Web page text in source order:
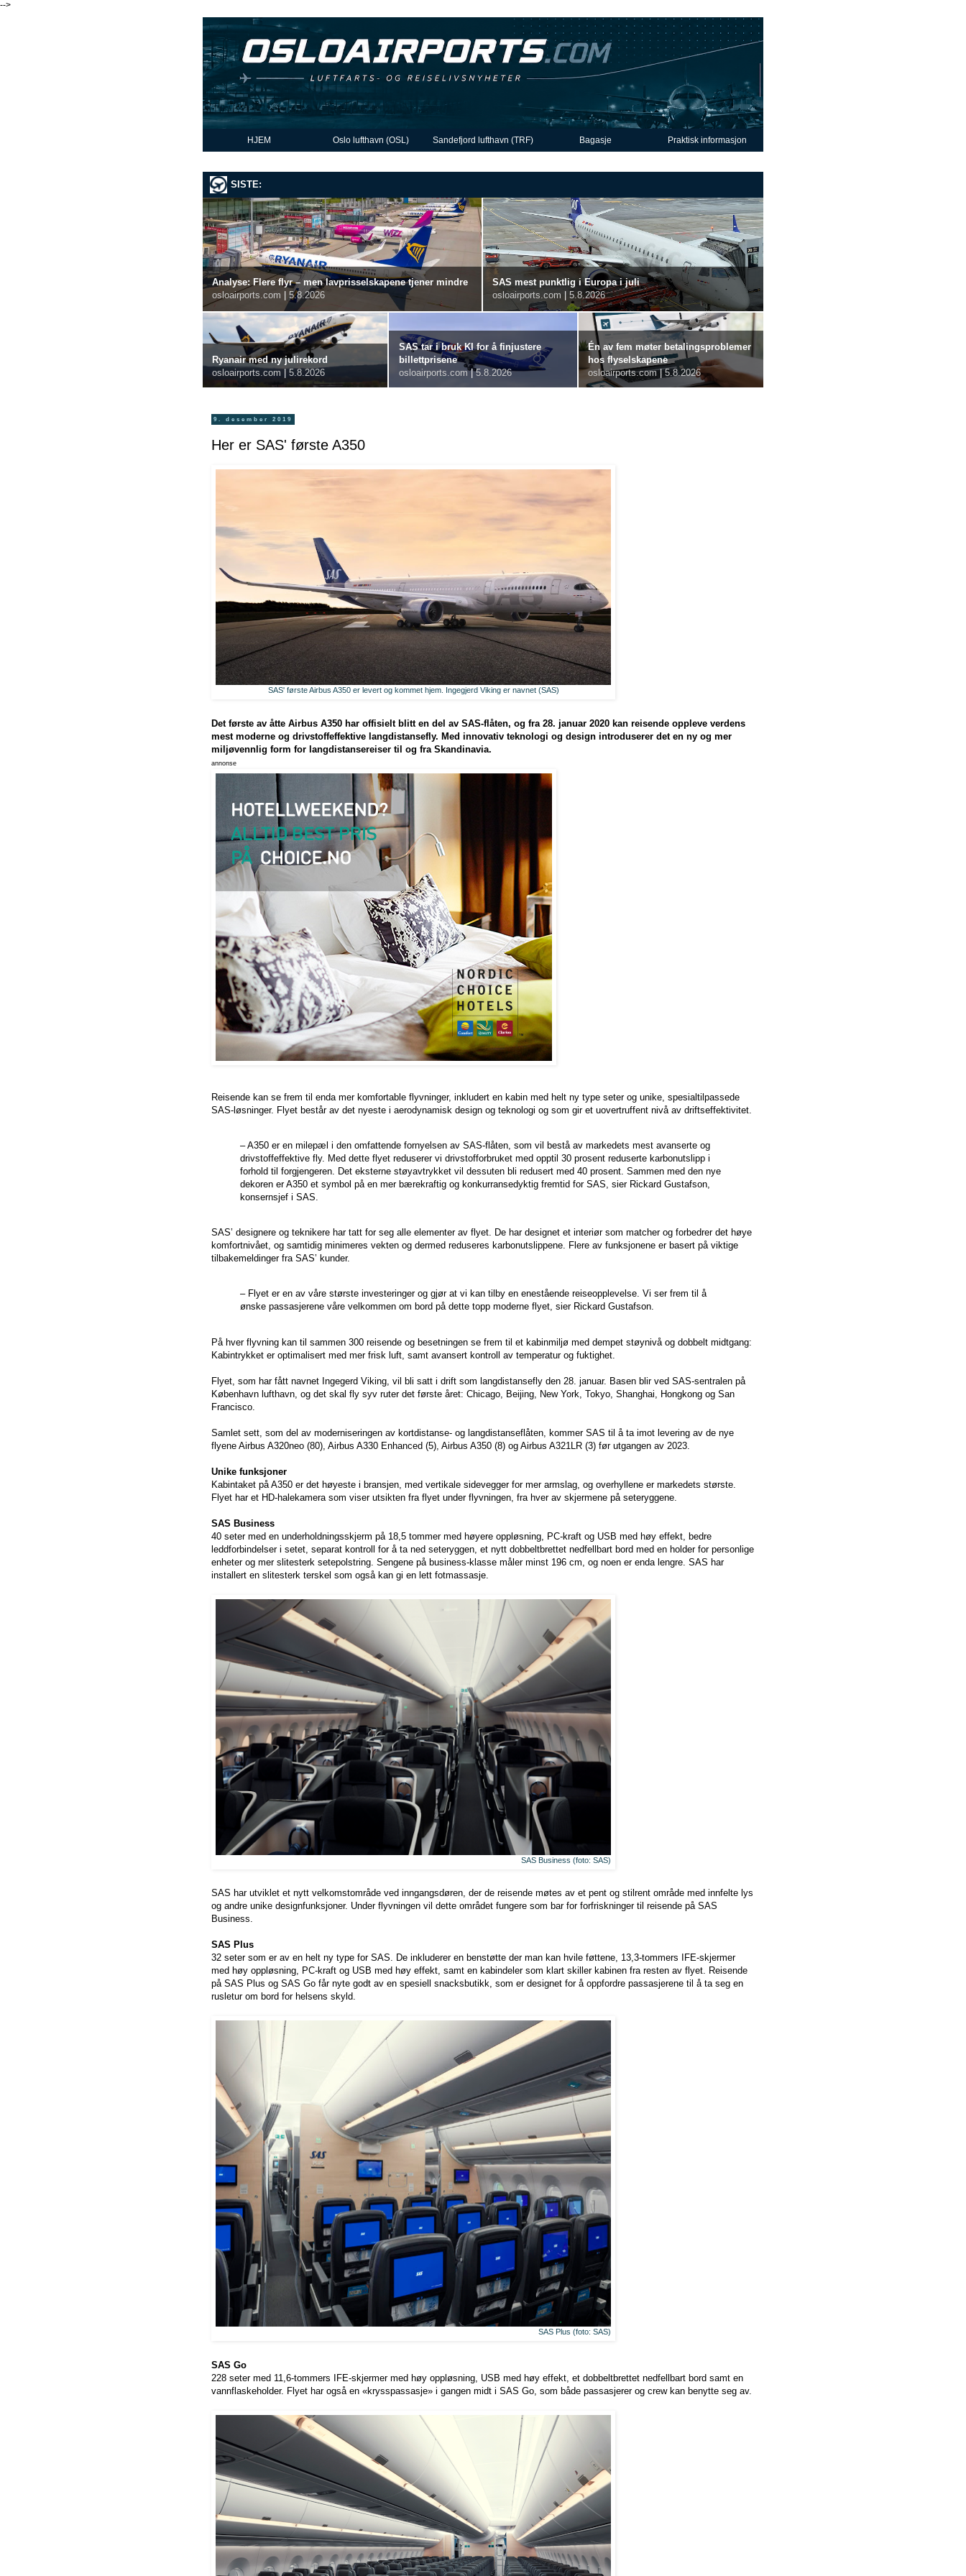
-->
HJEM Oslo lufthavn (OSL) Sandefjord lufthavn (TRF) Bagasje Praktisk informasjon
SISTE:
Analyse: Flere flyr – men lavprisselskapene tjener mindre
osloairports.com
5.8.2026
SAS mest punktlig i Europa i juli
osloairports.com
5.8.2026
Ryanair med ny julirekord
osloairports.com | 5.8.2026
SAS tar i bruk KI for å finjustere
billettprisene
osloairports.com | 5.8.2026
Én av fem møter betalingsproblemer
hos flyselskapene
osloairports.com | 5.8.2026
9. desember 2019
Her er SAS' første A350
SAS' første Airbus A350 er levert og kommet hjem. Ingegjerd Viking er navnet (SAS)
Det første av åtte Airbus A350 har offisielt blitt en del av SAS-flåten, og fra 28. januar 2020 kan reisende oppleve verdens
mest moderne og drivstoffeffektive langdistansefly. Med innovativ teknologi og design introduserer det en ny og mer
miljøvennlig form for langdistansereiser til og fra Skandinavia.
annonse
Reisende kan se frem til enda mer komfortable flyvninger, inkludert en kabin med helt ny type seter og unike, spesialtilpassede
SAS-løsninger. Flyet består av det nyeste i aerodynamisk design og teknologi og som gir et uovertruffent nivå av driftseffektivitet.
– A350 er en milepæl i den omfattende fornyelsen av SAS-flåten, som vil bestå av markedets mest avanserte og
drivstoffeffektive fly. Med dette flyet reduserer vi drivstofforbruket med opptil 30 prosent reduserte karbonutslipp i
forhold til forgjengeren. Det eksterne støyavtrykket vil dessuten bli redusert med 40 prosent. Sammen med den nye
dekoren er A350 et symbol på en mer bærekraftig og konkurransedyktig fremtid for SAS, sier Rickard Gustafson,
konsernsjef i SAS.
SAS’ designere og teknikere har tatt for seg alle elementer av flyet. De har designet et interiør som matcher og forbedrer det høye
komfortnivået, og samtidig minimeres vekten og dermed reduseres karbonutslippene. Flere av funksjonene er basert på viktige
tilbakemeldinger fra SAS’ kunder.
– Flyet er en av våre største investeringer og gjør at vi kan tilby en enestående reiseopplevelse. Vi ser frem til å
ønske passasjerene våre velkommen om bord på dette topp moderne flyet, sier Rickard Gustafson.
På hver flyvning kan til sammen 300 reisende og besetningen se frem til et kabinmiljø med dempet støynivå og dobbelt midtgang:
Kabintrykket er optimalisert med mer frisk luft, samt avansert kontroll av temperatur og fuktighet.
Flyet, som har fått navnet Ingegerd Viking, vil bli satt i drift som langdistansefly den 28. januar. Basen blir ved SAS-sentralen på
København lufthavn, og det skal fly syv ruter det første året: Chicago, Beijing, New York, Tokyo, Shanghai, Hongkong og San
Francisco.
Samlet sett, som del av moderniseringen av kortdistanse- og langdistanseflåten, kommer SAS til å ta imot levering av de nye
flyene Airbus A320neo (80), Airbus A330 Enhanced (5), Airbus A350 (8) og Airbus A321LR (3) før utgangen av 2023.
Unike funksjoner
Kabintaket på A350 er det høyeste i bransjen, med vertikale sidevegger for mer armslag, og overhyllene er markedets største.
Flyet har et HD-halekamera som viser utsikten fra flyet under flyvningen, fra hver av skjermene på seteryggene.
SAS Business
40 seter med en underholdningsskjerm på 18,5 tommer med høyere oppløsning, PC-kraft og USB med høy effekt, bedre
leddforbindelser i setet, separat kontroll for å ta ned seteryggen, et nytt dobbeltbrettet nedfellbart bord med en holder for personlige
enheter og mer slitesterk setepolstring. Sengene på business-klasse måler minst 196 cm, og noen er enda lengre. SAS har
installert en slitesterk terskel som også kan gi en lett fotmassasje.
SAS Business (foto: SAS)
SAS har utviklet et nytt velkomstområde ved inngangsdøren, der de reisende møtes av et pent og stilrent område med innfelte lys
og andre unike designfunksjoner. Under flyvningen vil dette området fungere som bar for forfriskninger til reisende på SAS
Business.
SAS Plus
32 seter som er av en helt ny type for SAS. De inkluderer en benstøtte der man kan hvile føttene, 13,3-tommers IFE-skjermer
med høy oppløsning, PC-kraft og USB med høy effekt, samt en kabindeler som klart skiller kabinen fra resten av flyet. Reisende
på SAS Plus og SAS Go får nyte godt av en spesiell snacksbutikk, som er designet for å oppfordre passasjerene til å ta seg en
rusletur om bord for helsens skyld.
SAS Plus (foto: SAS)
SAS Go
228 seter med 11,6-tommers IFE-skjermer med høy oppløsning, USB med høy effekt, et dobbeltbrettet nedfellbart bord samt en
vannflaskeholder. Flyet har også en «krysspassasje» i gangen midt i SAS Go, som både passasjerer og crew kan benytte seg av.